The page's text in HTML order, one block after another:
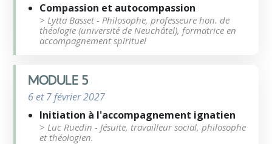
Compassion et autocompassion
> Lytta Basset - Philosophe, professeure hon. de
théologie (université de Neuchâtel), formatrice en
accompagnement spirituel
MODULE 5
6 et 7 février 2027
Initiation à l'accompagnement ignatien
> Luc Ruedin - Jésuite, travailleur social, philosophe
et théologien.